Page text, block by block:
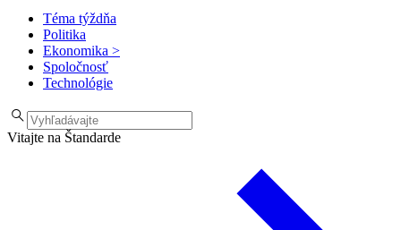
Téma týždňa
Politika
Ekonomika >
Spoločnosť
Technológie
Vitajte na Štandarde